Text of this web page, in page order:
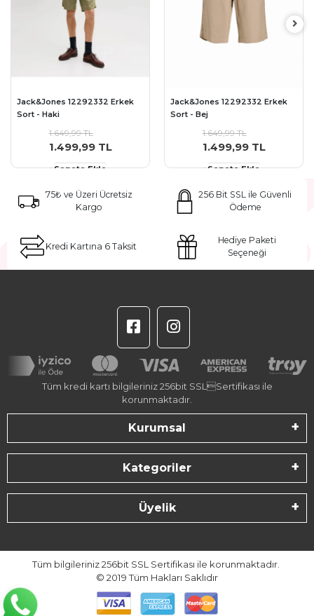
Jack&Jones 12292332 Erkek
Sort - Haki
1.649,99 TL
1.499,99 TL
Sepete Ekle
Jack&Jones 12292332 Erkek
Sort - Bej
1.649,99 TL
1.499,99 TL
Sepete Ekle
75₺ ve Üzeri Ücretsiz
Kargo
256 Bit SSL ile Güvenli
Ödeme
Kredi Kartına 6 Taksit
Hediye Paketi
Seçeneği
Tüm kredi kartı bilgileriniz 256bit SSLSertifikası ile
korunmaktadır.
Kurumsal
Kategoriler
Üyelik
Tüm bilgileriniz 256bit SSL Sertifikası ile korunmaktadır.
© 2019Tüm Hakları Saklıdır